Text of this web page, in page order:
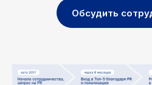
Обсудить